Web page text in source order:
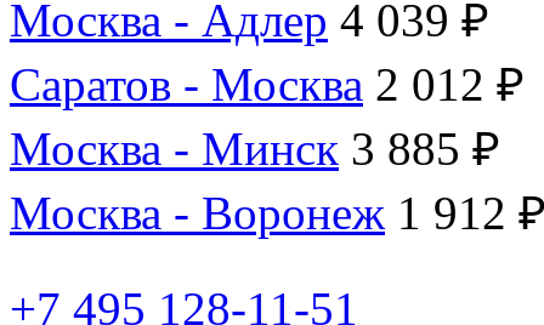
Москва - Адлер 4 039 ₽
Саратов - Москва 2 012 ₽
Москва - Минск 3 885 ₽
Москва - Воронеж 1 912
+7 495 128-11-51